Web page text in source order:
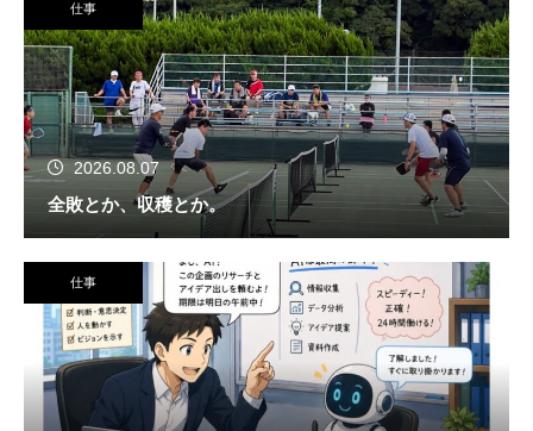
仕事
2026.08.07
全敗とか、収穫とか。
仕事